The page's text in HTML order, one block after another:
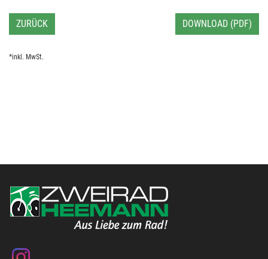
ZURÜCK DOWNLOAD (PDF)
*inkl. MwSt.